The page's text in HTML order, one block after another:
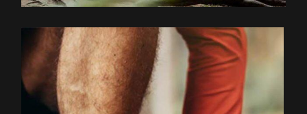
EXPLOREZ LE PARCOURS